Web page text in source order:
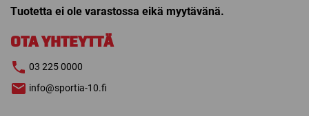
Tuotetta ei ole varastossa eikä myytävänä.
OTA YHTEYTTÄ
03 225 0000
info@sportia-10.fi